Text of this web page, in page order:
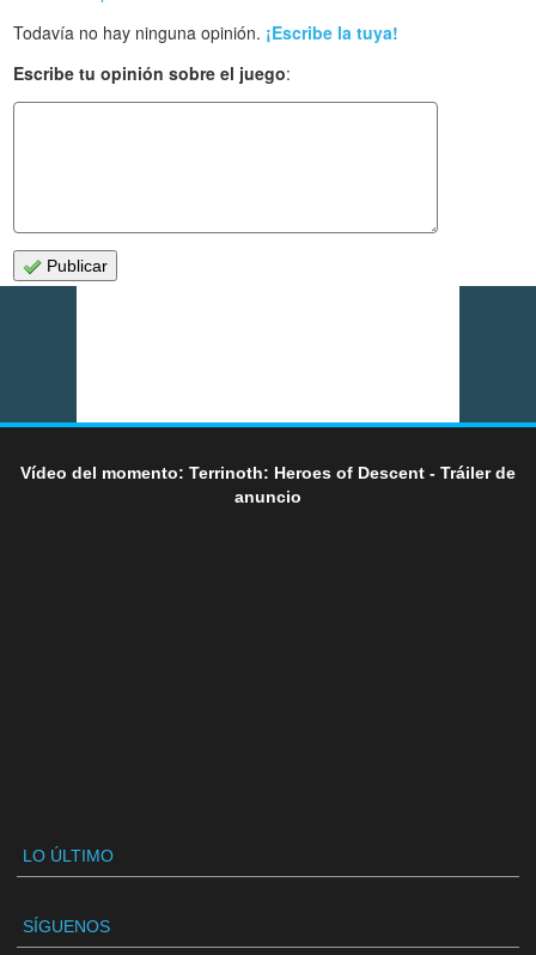
Todavía no hay ninguna opinión. ¡Escribe la tuya!
Escribe tu opinión sobre el juego:
Publicar
Vídeo del momento: Terrinoth: Heroes of Descent - Tráiler de
anuncio
LO ÚLTIMO
SÍGUENOS